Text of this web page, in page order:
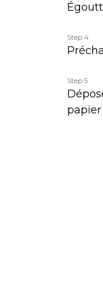
Step 4
Step 5
papier